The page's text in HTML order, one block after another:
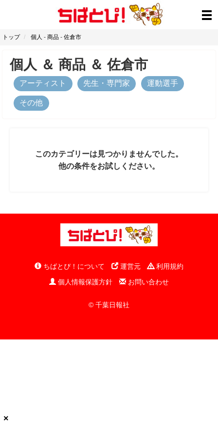
トップ 個人 - 商品 - 佐倉市
個人 ＆ 商品 ＆佐倉市
アーティスト 先生・専門家 運動選手
その他
このカテゴリーは見つかりませんでした。
他の条件をお試しください。
ちばとぴ！について 運営元
利用規約
個人情報保護方針
お問い合わせ
© 千葉日報社
×